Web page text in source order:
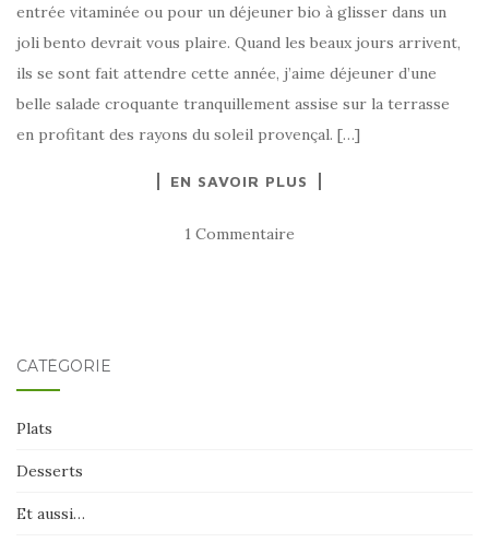
entrée vitaminée ou pour un déjeuner bio à glisser dans un
joli bento devrait vous plaire. Quand les beaux jours arrivent,
ils se sont fait attendre cette année, j’aime déjeuner d’une
belle salade croquante tranquillement assise sur la terrasse
en profitant des rayons du soleil provençal. […]
EN SAVOIR PLUS
1 Commentaire
CATÉGORIE
Plats
Desserts
Et aussi…